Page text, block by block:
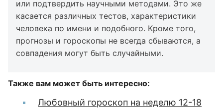
или подтвердить научными методами. Это же
касается различных тестов, характеристики
человека по имени и подобного. Кроме того,
прогнозы и гороскопы не всегда сбываются, а
совпадения могут быть случайными.
Также вам может быть интересно:
Любовный гороскоп на неделю 12-18